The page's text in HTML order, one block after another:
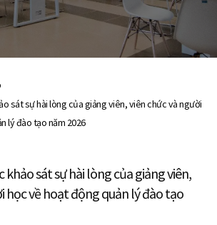
sát sự hài lòng của giảng viên, viên chức và người
lý đào tạo năm 2026
khảo sát sự hài lòng của giảng viên,
học về hoạt động quản lý đào tạo